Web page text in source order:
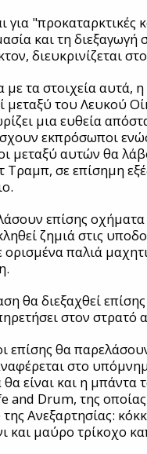
για "προκαταρκτικές
και τη
διευκρινίζεται
τα στοιχεία αυτά,
μεταξύ του Λευκού
μια ευθεία
εκπρόσωποι
μεταξύ αυτών θα
Τραμπ, σε επίσημη
επίσης
ζημιά στις
ορισμένα παλιά
θα διεξαχθεί
στον
επίσης θα
στο
είναι και η μπάντα
and Drum, της
Ανεξαρτησίας:
και μαύρο τρίκοχο